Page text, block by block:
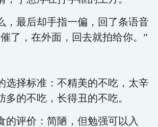
，最后却手指一偏，回了条语音
了，在外面，回去就拍给你。”
选择标准：不精美的不吃，太辛
多的不吃，长得丑的不吃。
的评价：简陋，但勉强可以入